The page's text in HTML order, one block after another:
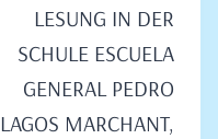
LESUNG IN DER
SCHULE ESCUELA
GENERAL PEDRO
LAGOS MARCHANT,